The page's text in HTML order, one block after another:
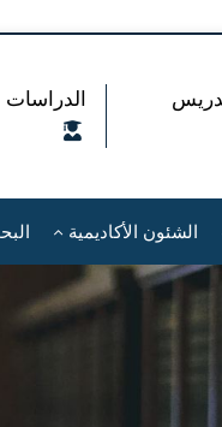
الدراسات
الشئون الأكاديمية